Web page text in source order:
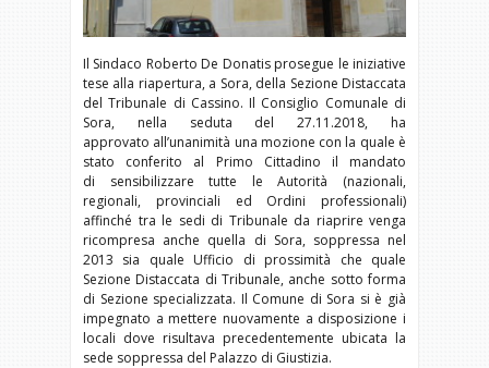
Il Sindaco Roberto De Donatis prosegue le iniziative
tese alla riapertura, a Sora, della Sezione Distaccata
del Tribunale di Cassino. Il Consiglio Comunale di
Sora, nella seduta del 27.11.2018, ha
approvato all’unanimità una mozione con la quale è
stato conferito al Primo Cittadino il mandato
di sensibilizzare tutte le Autorità (nazionali,
regionali, provinciali ed Ordini professionali)
affinché tra le sedi di Tribunale da riaprire venga
ricompresa anche quella di Sora, soppressa nel
2013 sia quale Ufficio di prossimità che quale
Sezione Distaccata di Tribunale, anche sotto forma
di Sezione specializzata. Il Comune di Sora si è già
impegnato a mettere nuovamente a disposizione i
locali dove risultava precedentemente ubicata la
sede soppressa del Palazzo di Giustizia.